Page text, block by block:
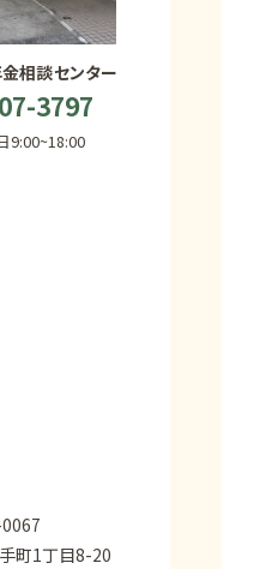
相談センター
3797
9:00~18:00
町1丁目8-20